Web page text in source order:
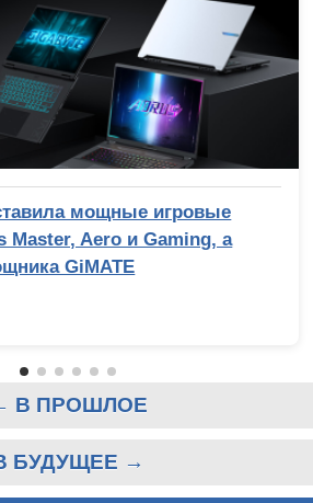
мощные игровые
Master, Aero и Gaming, а
GiMATE
В ПРОШЛОЕ
БУДУЩЕЕ →